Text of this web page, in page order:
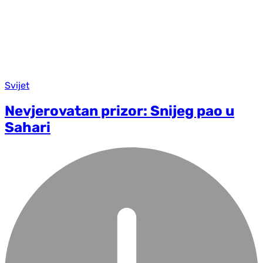
Svijet
Nevjerovatan prizor: Snijeg pao u
Sahari